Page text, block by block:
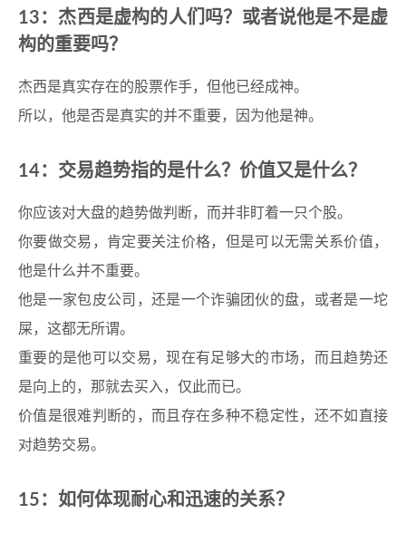
13：杰西是虚构的人们吗？或者说他是不是虚
构的重要吗？
杰西是真实存在的股票作手，但他已经成神。
所以，他是否是真实的并不重要，因为他是神。
14：交易趋势指的是什么？价值又是什么？
你应该对大盘的趋势做判断，而并非盯着一只个股。
你要做交易，肯定要关注价格，但是可以无需关系价值，
他是什么并不重要。
他是一家包皮公司，还是一个诈骗团伙的盘，或者是一坨
屎，这都无所谓。
重要的是他可以交易，现在有足够大的市场，而且趋势还
是向上的，那就去买入，仅此而已。
价值是很难判断的，而且存在多种不稳定性，还不如直接
对趋势交易。
15：如何体现耐心和迅速的关系？